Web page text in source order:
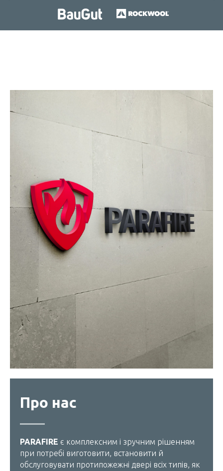
Про нас
PARAFIRE є комплексним і зручним рішенням
при потребі виготовити, встановити й
обслуговувати протипожежні двері всіх типів, як